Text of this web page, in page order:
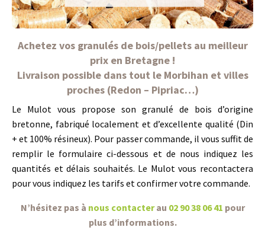
Achetez vos granulés de bois/pellets au meilleur
prix en Bretagne !
Livraison possible dans tout le Morbihan et villes
proches (Redon – Pipriac…)
Le Mulot vous propose son granulé de bois d’origine
bretonne, fabriqué localement et d’excellente qualité (Din
+ et 100% résineux). Pour passer commande, il vous suffit de
remplir le formulaire ci-dessous et de nous indiquez les
quantités et délais souhaités. Le Mulot vous recontactera
pour vous indiquez les tarifs et confirmer votre commande.
N’hésitez pas à nous contacterau 02 90 38 06 41 pour
plus d’informations.